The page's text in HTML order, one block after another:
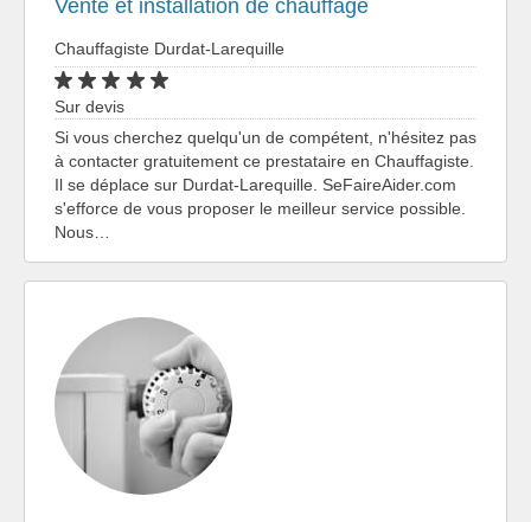
Vente et installation de chauffage
Chauffagiste Durdat-Larequille
Sur devis
Si vous cherchez quelqu'un de compétent, n'hésitez pas
à contacter gratuitement ce prestataire en Chauffagiste.
Il se déplace sur Durdat-Larequille. SeFaireAider.com
s'efforce de vous proposer le meilleur service possible.
Nous…